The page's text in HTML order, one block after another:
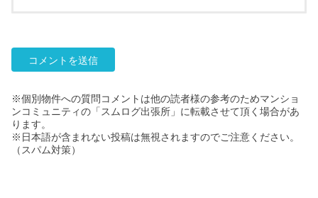
※個別物件への質問コメントは他の読者様の参考のためマンショ
ンコミュニティの「スムログ出張所」に転載させて頂く場合があ
ります。
※日本語が含まれない投稿は無視されますのでご注意ください。
（スパム対策）